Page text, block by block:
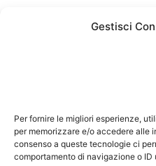
Gestisci
Per fornire le migliori esperienze,
per memorizzare e/o accedere alle
consenso a queste tecnologie ci
comportamento di navigazione o ID
disponibilità e la
può essere considerato in